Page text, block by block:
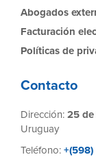
Abogados
Facturación
Políticas de
Contacto
Dirección: 25
Uruguay
Teléfono: